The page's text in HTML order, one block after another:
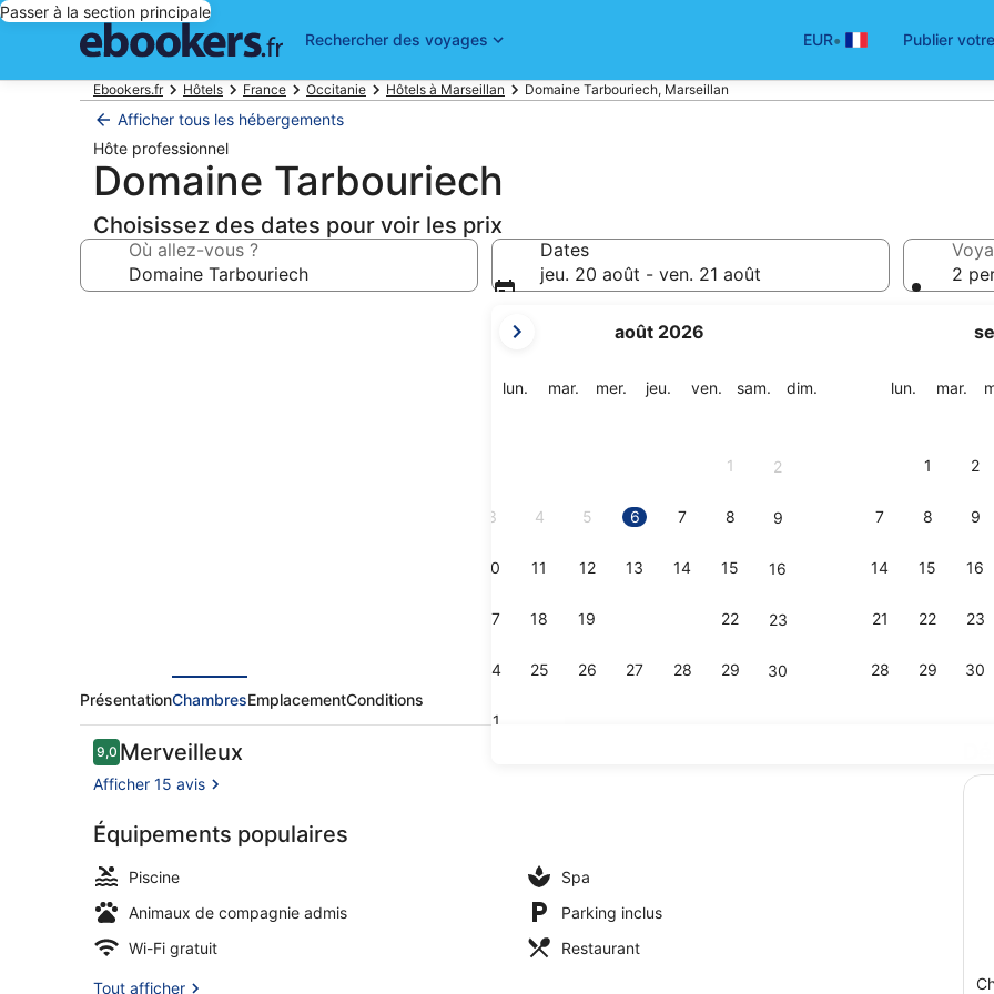
Passer à la section principale
Rechercher des voyages
EUR• Publier
Ebookers.fr Hôtels France Occitanie Hôtels à Marseillan Domaine Tarbouriech, Marseillan
Afficher tous les hébergements
Hôte professionnel
Domaine Tarbouriech
Choisissez des dates pour voir les prix
Où allez-vous ?
Dates
jeu. 20 août - ven. 21 août
mois
sont
août 2026
lun. lundimar. mardi
mer. mercredi
jeu. jeudiven. vendredi
sam. samedi
dim.
1 2
3 4 5 6 7 8 9
10 11 12 13 14 15 16
17 18 19 22 23
24 25 26 27 28 29 30
31
lun. lundimar.
1 2
7 8 9
14 15 16
21 22 23
28 29 30
2
Piscine extérieure (ouverte en saison)
Terrasse/
PrésentationChambresEmplacementConditions
Avis
voyageurs
9,09,0 sur 10
Merveilleux
Afficher 15 avis
Équipements populaires
Piscine
Spa
Animaux de compagnie admis
Parking inclus
Wi-Fi gratuit
Restaurant
Tout afficher